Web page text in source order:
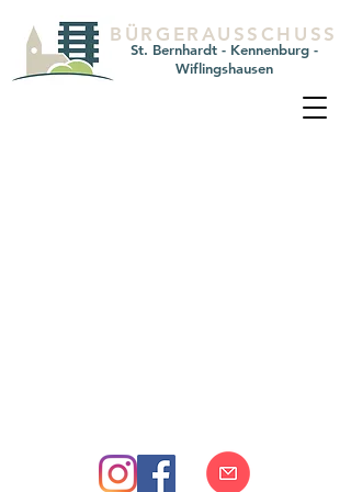
BÜRGERAUSSCHUSS
St. Bernhardt - Kennenburg -
Wiflingshausen